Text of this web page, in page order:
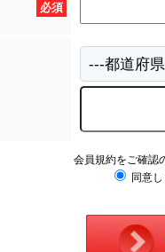
必須
会員規約をご確認
同意